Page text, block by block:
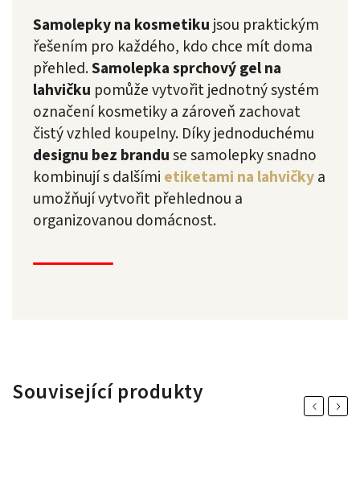
Samolepky na kosmetiku jsou praktickým
řešením pro každého, kdo chce mít doma
přehled.Samolepka sprchový gel na
lahvičku pomůže vytvořit jednotný systém
označení kosmetiky a zároveň zachovat
čistý vzhled koupelny. Díky jednoduchému
designu bez branduse samolepky snadno
kombinují s dalšími etiketami na lahvičkya
umožňují vytvořit přehlednou a
organizovanou domácnost.
Související produkty PreviousNext